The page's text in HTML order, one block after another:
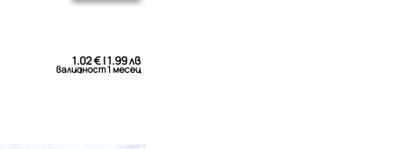
1.02 € | 1.99 лв
валидност 1 месец